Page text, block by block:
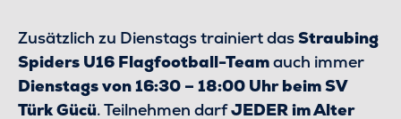
Zusätzlich zu Dienstags trainiert dasStraubing
Spiders U16 Flagfootball-Teamauch immer
Dienstags von 16:30 – 18:00 Uhr beim SV
Türk Gücü. Teilnehmen darfJEDER im Alter